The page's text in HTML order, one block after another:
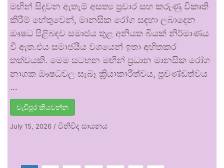
මඟින් සිදුවන ඇතැම් අසත්‍ය ප්‍රචාර සහ කරුණු විකෘති
කිරීම් හේතුවෙන්, මානසික රෝග සඳහා ලබාදෙන
ඖෂධ පිළිබඳව සමාජය තුළ අනියත බියක් නිර්මාණය
වී ඇත.එය සමාජයීය වශයෙන් ඉතා අහිතකර
තත්වයකි. මෙම සටහන මඟින් ප්‍රධාන මානසික රෝග
නාශක ඖෂධවල සැබෑ ක්‍රියාකාරීත්වය, ප්‍රචණ්ඩත්වය
…
වැඩිපුර කියවන්න
July 15, 2026 / විනිවිද සායනය